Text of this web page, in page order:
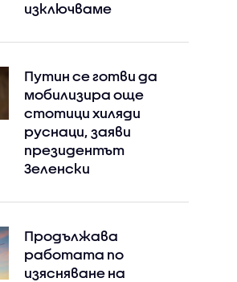
изключваме
Путин се готви да
мобилизира още
стотици хиляди
руснаци, заяви
президентът
Зеленски
Продължава
работата по
изясняване на